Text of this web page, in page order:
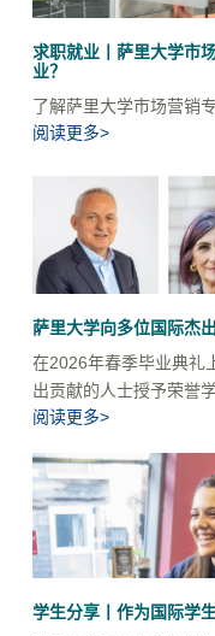
求职就业丨萨里大学市
业？
了解萨里大学市场营销
阅读更多>
萨里大学向多位国际杰
在2026年春季毕业典礼
出贡献的人士授予荣誉学
阅读更多>
学生分享丨作为国际学